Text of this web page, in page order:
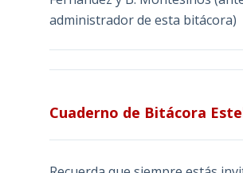
administrador de esta bitácora)
Cuaderno de Bitácora